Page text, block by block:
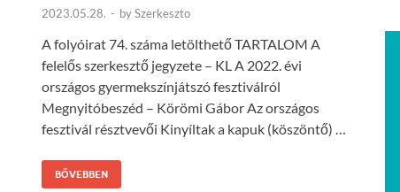
2023.05.28. - bySzerkeszto
A folyóirat 74. száma letölthető TARTALOM A
felelős szerkesztő jegyzete – KL A 2022. évi
országos gyermekszínjátszó fesztiválról
Megnyitóbeszéd – Körömi Gábor Az országos
fesztivál résztvevői Kinyíltak a kapuk (köszöntő) …
BŐVEBBEN